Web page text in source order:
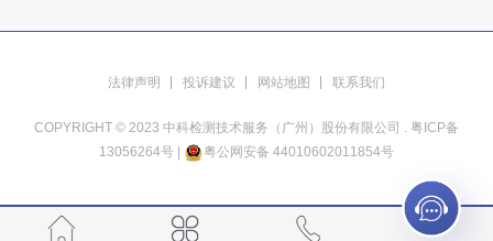
定服务。
法律声明 投诉建议 网站地图 联系我们
COPYRIGHT © 2023 中科检测技术服务（广州）股份有限公司 . 粤ICP备
13056264号
粤公网安备 44010602011854号